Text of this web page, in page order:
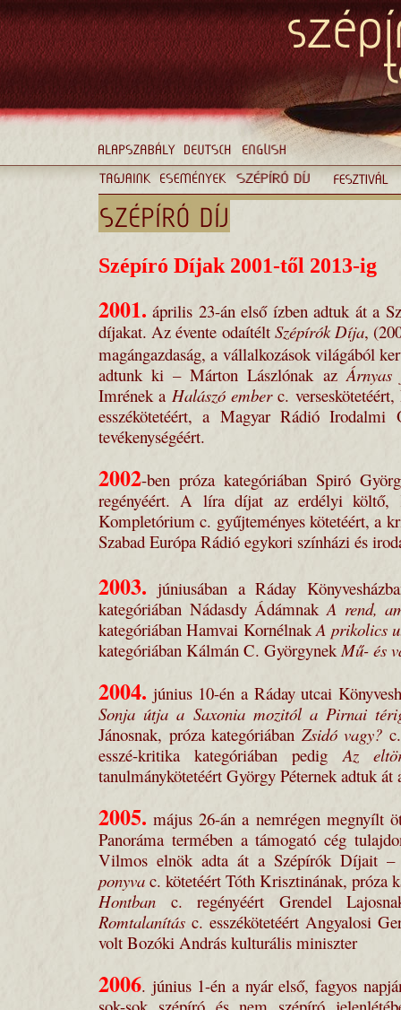
Szépíró Díjak 2001-től 2013-ig
2001. április 23-án első ízben adtuk át a
díjakat. Az évente odaítélt Szépírók Díja,
magángazdaság, a vállalkozások világából
adtunk ki – Márton Lászlónak azÁrnyas
Imrének a Halászó emberc.
esszékötetéért, a Magyar Rádió Irodalmi
tevékenységéért.
2002-ben próza kategóriában Spiró
regényéért. A líra díjat az erdélyi költő,
Kompletórium c. gyűjteményes kötetéért, a
Szabad Európa Rádió egykori színházi és
2003. júniusában a Ráday
kategóriában Nádasdy ÁdámnakA rend,
kategóriában Hamvai KornélnakA prikolics
kategóriában Kálmán C. GyörgynekMű- és
2004. június 10-én a Ráday utcai
Sonja útja a Saxonia mozitól a Pirnai
Jánosnak, próza kategóriában Zsidó vagy?
esszé-kritika kategóriában pedigAz
tanulmánykötetéért György Péternek adtuk át
2005. május 26-án a nemrégen megnyílt
Panoráma termében a támogató cég
Vilmos elnök adta át a Szépírók Díjait –
ponyva c. kötetéért Tóth Krisztinának, próza
Hontban c. regényéért Grendel
Romtalanítás c. esszékötetéért Angyalosi
volt Bozóki András kulturális miniszter
2006. június 1-én a nyár első, fagyos